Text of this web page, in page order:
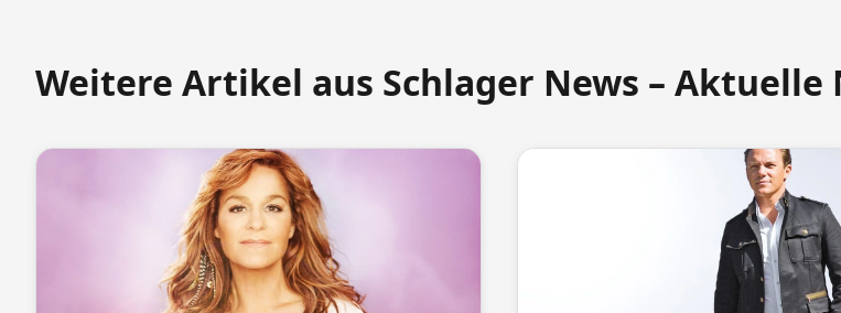
Weitere Artikel aus Schlager News –